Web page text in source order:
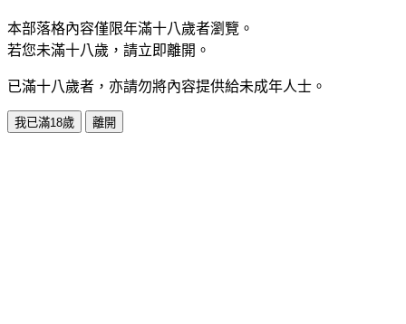
本部落格內容僅限年滿十八歲者瀏覽。
若您未滿十八歲，請立即離開。
已滿十八歲者，亦請勿將內容提供給未成年人士。
我已滿18歲 離開